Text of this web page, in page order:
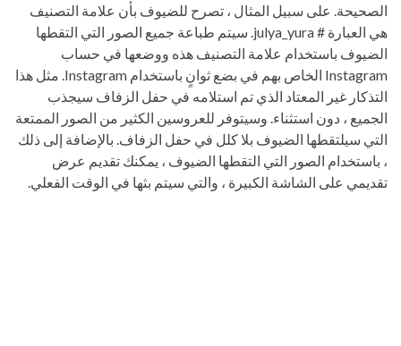
الصحيحة. على سبيل المثال ، تصرح للضيوف بأن علامة التصنيف
هي العبارة # julya_yura. سيتم طباعة جميع الصور التي التقطها
الضيوف باستخدام علامة التصنيف هذه ووضعها في حساب
Instagram الخاص بهم في بضع ثوانٍ باستخدام Instagram. مثل هذا
التذكار غير المعتاد الذي تم استلامه في حفل الزفاف سيجذب
الجميع ، دون استثناء. وسيتوفر للعروسين الكثير من الصور الممتعة
التي سيلتقطها الضيوف بلا كلل في حفل الزفاف. بالإضافة إلى ذلك
، باستخدام الصور التي التقطها الضيوف ، يمكنك تقديم عرض
تقديمي على الشاشة الكبيرة ، والتي سيتم بثها في الوقت الفعلي.